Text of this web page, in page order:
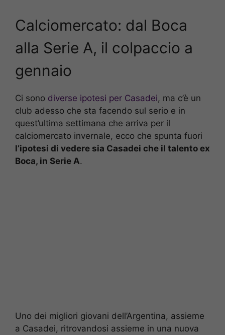
Calciomercato: dal Boca
alla Serie A, il colpaccio a
gennaio
Ci sono diverse ipotesi per Casadei, ma c’è un
club adesso che sta facendo sul serio e in
quest’ultima settimana che arriva per il
calciomercato invernale, ecco che spunta fuori
l’ipotesi di vedere sia Casadei che il talento ex
Boca, in Serie A.
Uno dei migliori giovani dell’Argentina, assieme
a Casadei, ritrovandosi assieme in una nuova